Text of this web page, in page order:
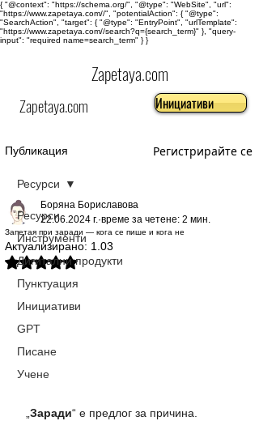
{ "@context": "https://schema.org/", "@type": "WebSite", "url":
"https://www.zapetaya.com//", "potentialAction": { "@type":
"SearchAction", "target": { "@type": "EntryPoint", "urlTemplate":
"https://www.zapetaya.com//search?q={search_term}" }, "query-
input": "required name=search_term" } }
Zapetaya.com
Zapetaya.com Инициативи
Публикация Регистрирайте се
Ресурси
Инструменти
Дигитални продукти
Пунктуация
Инициативи
GPT
Писане
Учене
Ресурси
Запетая при заради — кога се пише и кога не
Боряна Бориславова
22.06.2024 г. време за четене: 2 мин.
Актуализирано: 1.03
Оценено с NaN от 5 звезди.
  „
Заради“ е предлог за причина.